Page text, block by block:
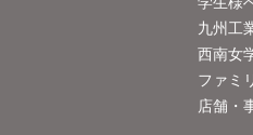
九州工
西南女
ファミ
店舗・